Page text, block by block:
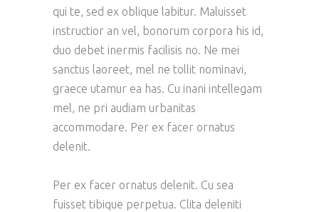
qui te, sed ex oblique labitur. Maluisset
instructior an vel, bonorum corpora his id,
duo debet inermis facilisis no. Ne mei
sanctus laoreet, mel ne tollit nominavi,
graece utamur ea has. Cu inani intellegam
mel, ne pri audiam urbanitas
accommodare. Per ex facer ornatus
delenit.
Per ex facer ornatus delenit. Cu sea
fuisset tibique perpetua. Clita deleniti